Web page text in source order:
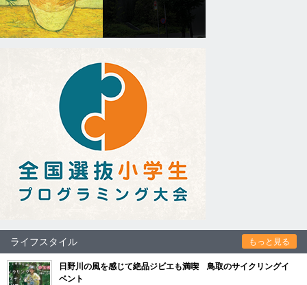
ライフスタイル もっと見る
日野川の風を感じて絶品ジビエも満喫 鳥取のサイクリングイ
ベント